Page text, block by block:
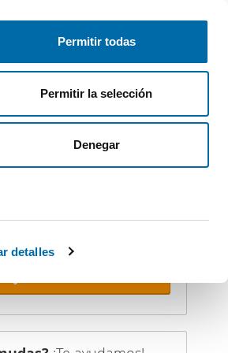
detalles
Permitir todas
Permitir la selección
Denegar
gratis Inicia sesión
que te adelanten. Recibe en